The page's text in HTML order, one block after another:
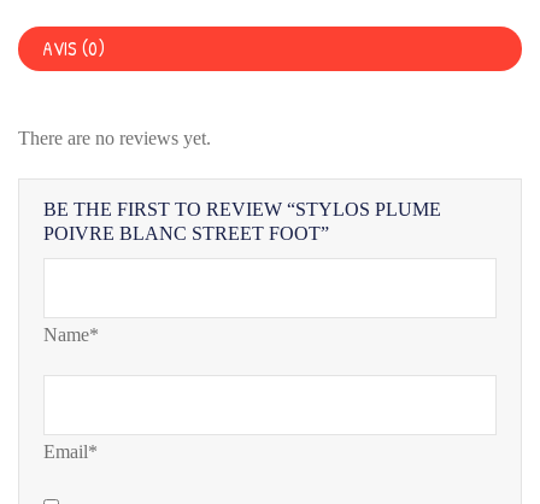
AVIS (0)
There are no reviews yet.
BE THE FIRST TO REVIEW “STYLOS PLUME
POIVRE BLANC STREET FOOT”
Name*
Email*